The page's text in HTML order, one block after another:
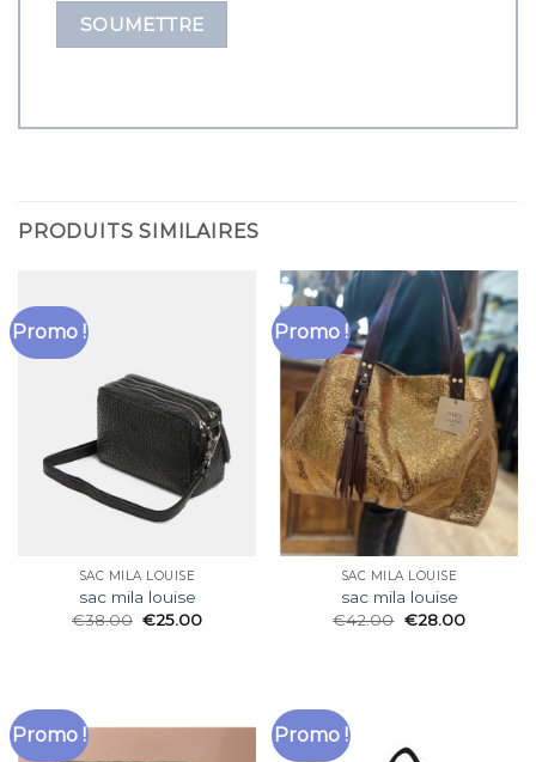
PRODUITS SIMILAIRES
Promo !
SAC MILA LOUISE
sac mila louise
€38.00 €25.00
Promo !
SAC MILA LOUISE
sac mila louise
€42.00 €28.00
Promo ! Promo !